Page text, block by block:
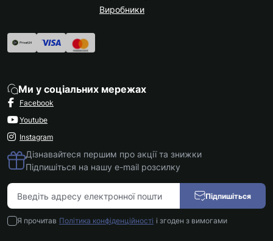
Виробники
Ми у соціальних мережах
Facebook
Youtube
Instagram
Дізнавайтеся першим про акції та знижки
Підпишіться на нашу e-mail розсилку
Підпишіться
Я прочитав Політика конфіденційності і згоден з вимогами